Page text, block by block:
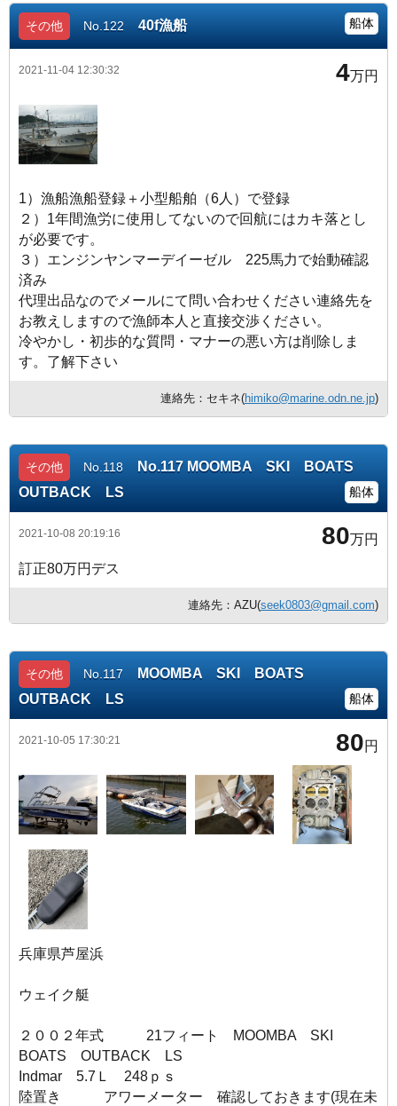
その他 No.122 40f漁船 船体
2021-11-04 12:30:32 4万円
1）漁船漁船登録＋小型船舶（6人）で登録
２）1年間漁労に使用してないので回航にはカキ落とし
が必要です。
３）エンジンヤンマーデイーゼル 225馬力で始動確認
済み
代理出品なのでメールにて問い合わせください連絡先を
お教えしますので漁師本人と直接交渉ください。
冷やかし・初歩的な質問・マナーの悪い方は削除しま
す。了解下さい
連絡先：セキネ(himiko@marine.odn.ne.jp)
その他 No.118 No.117 MOOMBA SKI BOATS
OUTBACK LS
船体
2021-10-08 20:19:16 80万円
訂正80万円デス
連絡先：AZU(seek0803@gmail.com)
その他 No.117
MOOMBA SKI BOATS
OUTBACK LS
船体
2021-10-05 17:30:21 80円
兵庫県芦屋浜
ウェイク艇
２００２年式 21フィート MOOMBA SKI
BOATS OUTBACK LS
Indmar 5.7Ｌ 248ｐｓ
陸置き アワーメーター 確認しておきます(現在未